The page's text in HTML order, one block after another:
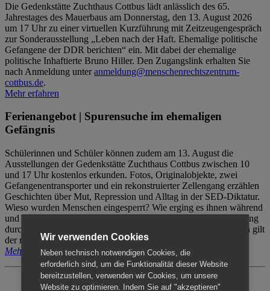
Die Gedenkstätte Zuchthaus Cottbus lädt anlässlich des 65.
Jahrestages des Mauerbaus am Donnerstag, den 13. August 2026
um 17 Uhr zu einer virtuellen Kurzführung mit Zeitzeugengespräch
zur Sonderausstellung „Leben nach der Haft. Ehemalige politische
Gefangene der DDR berichten“ ein. Mit dabei der ehemalige
politische Inhaftierte Bruno Hiller. Den Zugangslink erhalten Sie
nach Anmeldung unteranmeldung@menschenrechtszentrum-
cottbus.de.
Mehr erfahren
Ferienangebot | Spurensuche im ehemaligen
Gefängnis
Schülerinnen und Schüler können zudem am 13. August die
Ausstellungen der Gedenkstätte Zuchthaus Cottbus zwischen 10
und 17 Uhr kostenlos erkunden. Fotos, Originalobjekte, zwei
Gefangenentransporter und ein rekonstruierter Zellengang erzählen
Geschichten über Mut, Repression und Alltag in der SED-Diktatur.
Wieso wurden Menschen eingesperrt? Wie erging es ihnen während
und nach der Haft? Der Besuch erfolgt individuell ohne Betreuung
durch das Menschenrechtszentrum Cottbus. Für Begleitpersonen gilt
der reguläre Eintritt (8€ / ermäßigt 5€).
Mehr erfahren
Wir verwenden Cookies
Neben technisch notwendigen Cookies, die
erforderlich sind, um die Funktionalität dieser Website
bereitzustellen, verwenden wir Cookies, um unsere
Website zu optimieren. Indem Sie auf "akzeptieren"